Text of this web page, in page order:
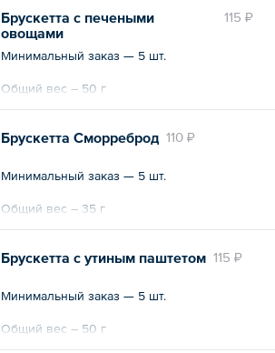
115 ₽
Брускетта с печеными
овощами
Минимальный заказ — 5 шт.
Общий вес – 50 г
110 ₽
Брускетта Сморреброд
Минимальный заказ — 5 шт.
Общий вес – 35 г
115 ₽
Брускетта с утиным паштетом
Минимальный заказ — 5 шт.
Общий вес – 50 г